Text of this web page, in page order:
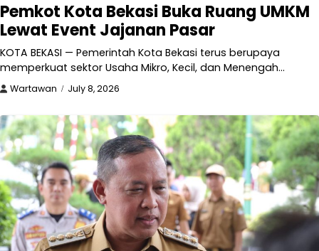
Pemkot Kota Bekasi Buka Ruang UMKM
Lewat Event Jajanan Pasar
KOTA BEKASI — Pemerintah Kota Bekasi terus berupaya
memperkuat sektor Usaha Mikro, Kecil, dan Menengah…
Wartawan July 8, 2026